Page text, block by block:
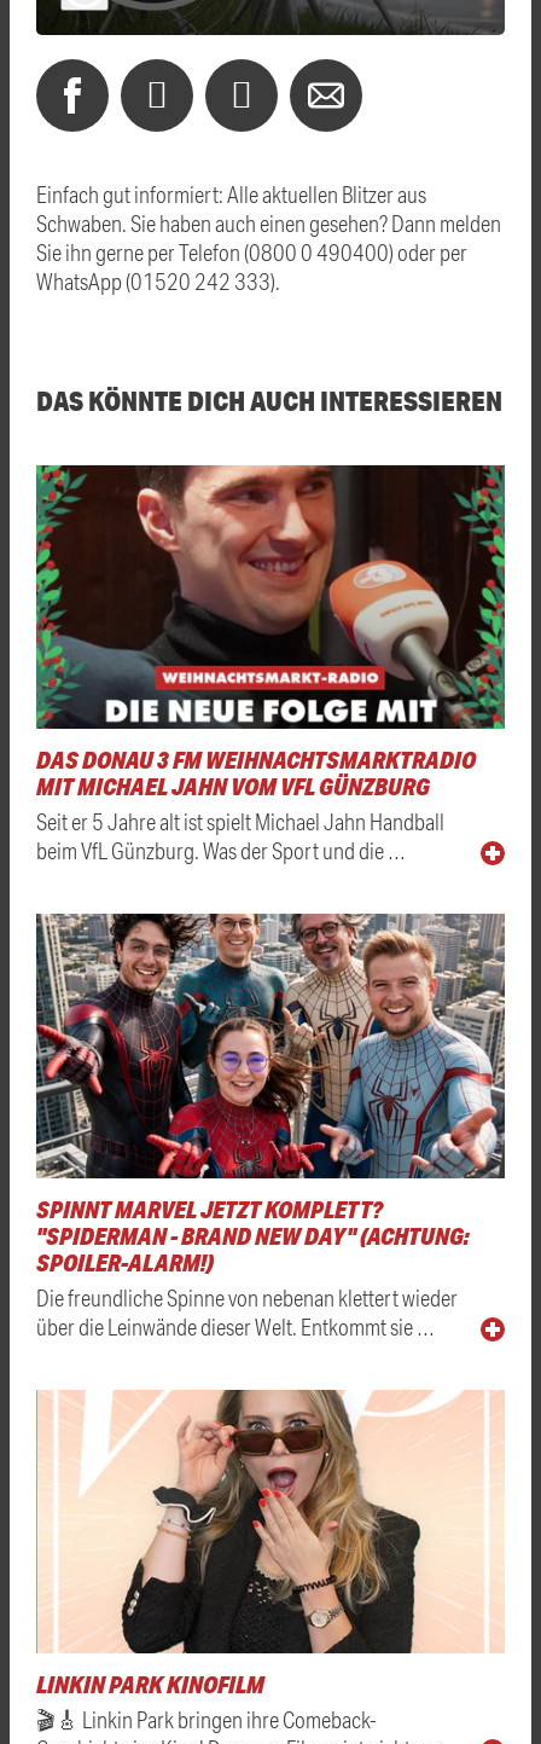
Einfach gut informiert: Alle aktuellen Blitzer aus
Schwaben. Sie haben auch einen gesehen? Dann melden
Sie ihn gerne per Telefon (0800 0 490400) oder per
WhatsApp (01520 242 333).
DAS KÖNNTE DICH AUCH INTERESSIEREN
DAS DONAU 3 FM WEIHNACHTSMARKTRADIO
MIT MICHAEL JAHN VOM VFL GÜNZBURG
Seit er 5 Jahre alt ist spielt Michael Jahn Handball
beim VfL Günzburg. Was der Sport und die …
SPINNT MARVEL JETZT KOMPLETT?
"SPIDERMAN - BRAND NEW DAY" (ACHTUNG:
SPOILER-ALARM!)
Die freundliche Spinne von nebenan klettert wieder
über die Leinwände dieser Welt. Entkommt sie …
LINKIN PARK KINOFILM
🎬🎸 Linkin Park bringen ihre Comeback-